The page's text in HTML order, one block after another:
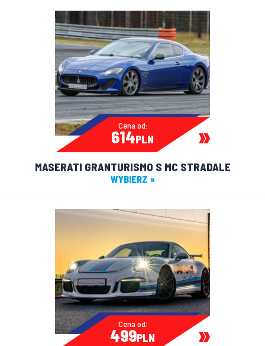
Cena od:
614PLN
MASERATI GRANTURISMO S MC STRADALE
WYBIERZ
Cena od:
499PLN